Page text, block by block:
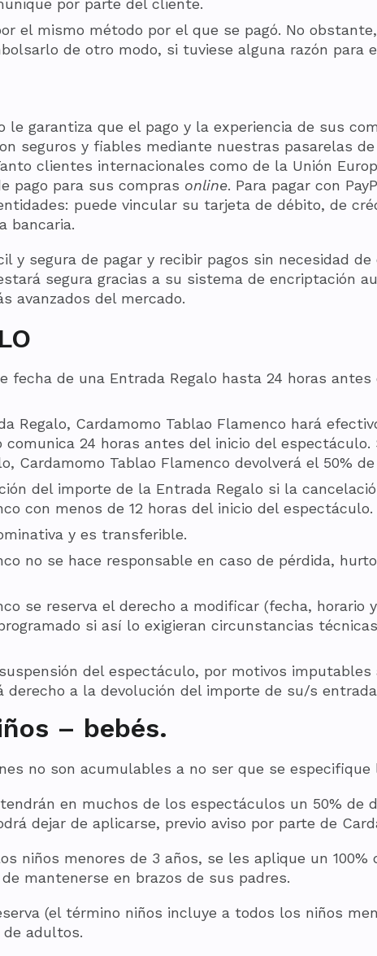
el mismo método por el que se pagó. No
de otro modo, si tuviese alguna razón para
le garantiza que el pago y la experiencia de sus
seguros y fiables mediante nuestras pasarelas
clientes internacionales como de la Unión
pago para sus compras online. Para pagar con
puede vincular su tarjeta de débito, de
bancaria.
y segura de pagar y recibir pagos sin necesidad
segura gracias a su sistema de encriptación
avanzados del mercado.
fecha de una Entrada Regalo hasta 24 horas antes
Regalo, Cardamomo Tablao Flamenco hará
comunica 24 horas antes del inicio del espectáculo.
Cardamomo Tablao Flamenco devolverá el 50%
del importe de la Entrada Regalo si la
con menos de 12 horas del inicio del espectáculo.
y es transferible.
no se hace responsable en caso de pérdida,
se reserva el derecho a modificar (fecha, horario
si así lo exigieran circunstancias
del espectáculo, por motivos imputables
derecho a la devolución del importe de su/s
– bebés.
no son acumulables a no ser que se especifique
en muchos de los espectáculos un 50% de
dejar de aplicarse, previo aviso por parte de
niños menores de 3 años, se les aplique un 100%
mantenerse en brazos de sus padres.
(el término niños incluye a todos los niños
adultos.